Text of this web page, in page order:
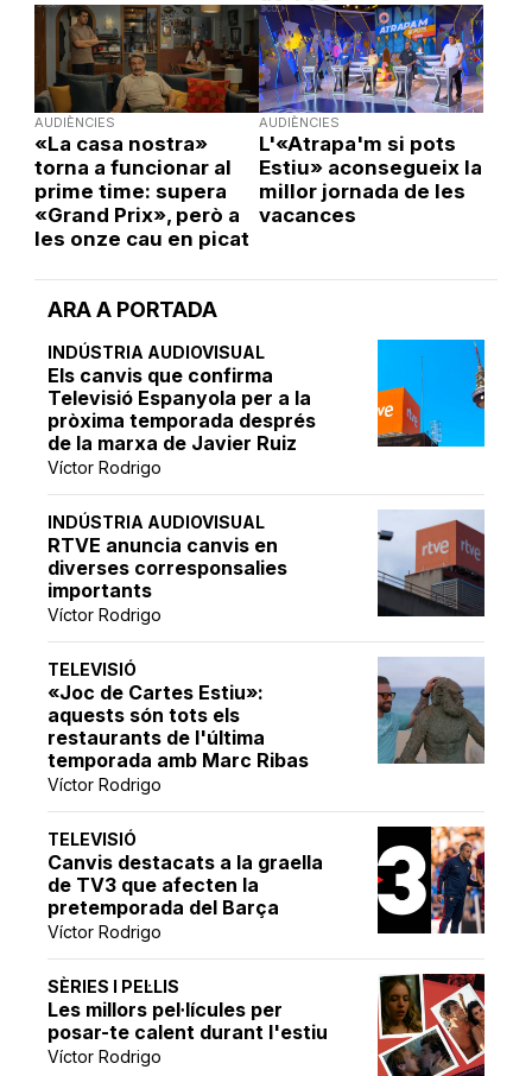
ARA A PORTADA
INDÚSTRIA AUDIOVISUAL
Els canvis que confirma
Televisió Espanyola per a la
pròxima temporada després
de la marxa de Javier Ruiz
Víctor Rodrigo
INDÚSTRIA AUDIOVISUAL
RTVE anuncia canvis en
diverses corresponsalies
importants
Víctor Rodrigo
TELEVISIÓ
«Joc de Cartes Estiu»:
aquests són tots els
restaurants de l'última
temporada amb Marc Ribas
Víctor Rodrigo
TELEVISIÓ
Canvis destacats a la graella
de TV3 que afecten la
pretemporada del Barça
Víctor Rodrigo
SÈRIES I PEL·LIS
Les millors pel·lícules per
posar-te calent durant l'estiu
Víctor Rodrigo
AUDIÈNCIES
«La casa nostra»
torna a funcionar al
prime time: supera
«Grand Prix», però a
les onze cau en picat
AUDIÈNCIES
L'«Atrapa'm si pots
Estiu» aconsegueix la
millor jornada de les
vacances